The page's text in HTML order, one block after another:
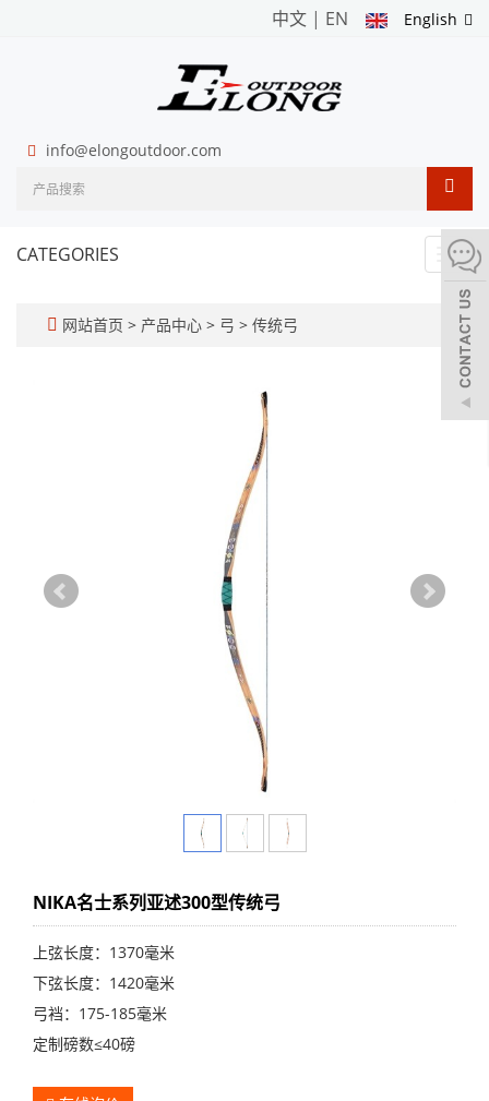
English
中文 | EN
info@elongoutdoor.com
CATEGORIES
网站首页 > 产品中心 > 弓 > 传统弓
NIKA名士系列亚述300型传统弓
上弦长度：1370毫米
下弦长度：1420毫米
弓裆：175-185毫米
定制磅数≤40磅